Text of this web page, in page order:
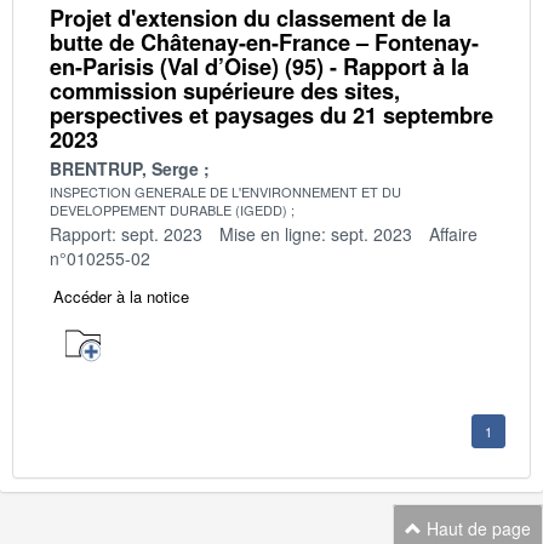
Projet d'extension du classement de la
butte de Châtenay-en-France – Fontenay-
en-Parisis (Val d’Oise) (95) - Rapport à la
commission supérieure des sites,
perspectives et paysages du 21 septembre
2023
BRENTRUP, Serge
INSPECTION GENERALE DE L'ENVIRONNEMENT ET DU
DEVELOPPEMENT DURABLE (IGEDD)
Rapport: sept. 2023 Mise en ligne: sept. 2023
Affaire
n°010255-02
Accéder à la notice
1
Haut de page